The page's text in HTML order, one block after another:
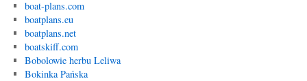
boat-plans.com
boatplans.eu
boatplans.net
boatskiff.com
Bobolowie herbu Leliwa
Bokinka Pańska